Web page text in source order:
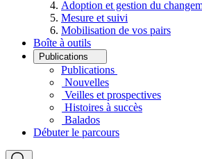
Adoption et gestion du
Mesure et suivi
Mobilisation de vos pairs
Boîte à outils
Publications
Publications
Nouvelles
Veilles et prospectives
Histoires à succès
Balados
Débuter le parcours